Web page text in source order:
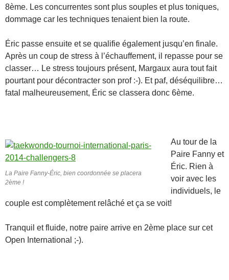
8ème. Les concurrentes sont plus souples et plus toniques,
dommage car les techniques tenaient bien la route.
Éric passe ensuite et se qualifie également jusqu’en finale.
Après un coup de stress à l’échauffement, il repasse pour se
classer… Le stress toujours présent, Margaux aura tout fait
pourtant pour décontracter son prof :-). Et paf, déséquilibre…
fatal malheureusement, Éric se classera donc 6ème.
La Paire Fanny-Éric, bien coordonnée se placera
2ème !
Au tour de la
Paire Fanny et
Éric. Rien à
voir avec les
individuels, le
couple est complètement relâché et ça se voit!
Tranquil et fluide, notre paire arrive en 2ème place sur cet
Open International ;-).